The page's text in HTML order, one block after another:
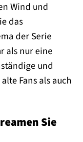
Wind und
das
der Serie
als nur eine
und
Fans als auch
Sie